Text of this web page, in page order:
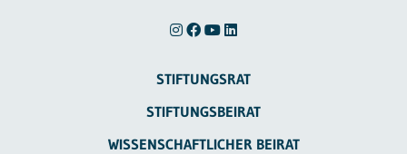
STIFTUNGSRAT
STIFTUNGSBEIRAT
WISSENSCHAFTLICHER BEIRAT